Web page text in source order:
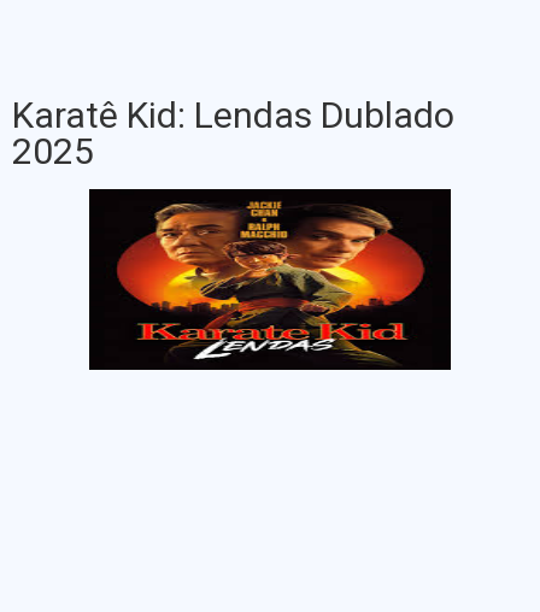
Karatê Kid: Lendas Dublado
2025